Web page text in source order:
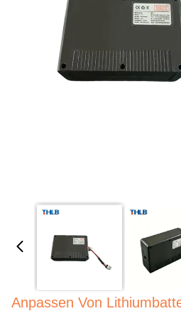
Anpassen Von